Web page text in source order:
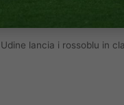
lancia i rossoblu in